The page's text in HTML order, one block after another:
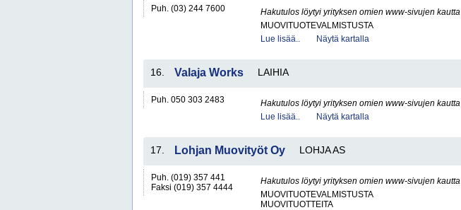
Puh. (03) 244 7600
Hakutulos löytyi yrityksen omien www-sivujen kautta
MUOVITUOTEVALMISTUSTA
Lue lisää..
Näytä kartalla
16. Valaja Works LAIHIA
Puh. 050 303 2483
Hakutulos löytyi yrityksen omien www-sivujen kautta
Lue lisää..
Näytä kartalla
17. Lohjan Muovityöt Oy LOHJA AS
Puh. (019) 357 441
Faksi (019) 357 4444
Hakutulos löytyi yrityksen omien www-sivujen kautta
MUOVITUOTEVALMISTUSTA
MUOVITUOTTEITA